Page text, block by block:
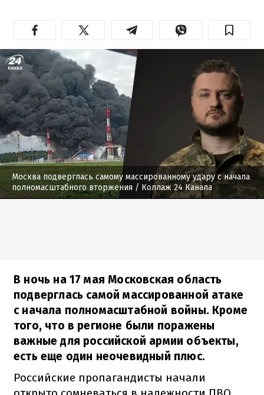
Москва подверглась самому массированному удару с начала
полномасштабного вторжения / Коллаж 24 Канала
В ночь на 17 мая Московская область
подверглась самой массированной атаке
с начала полномасштабной войны. Кроме
того, что в регионе были поражены
важные для российской армии объекты,
есть еще один неочевидный плюс.
Российские пропагандисты начали